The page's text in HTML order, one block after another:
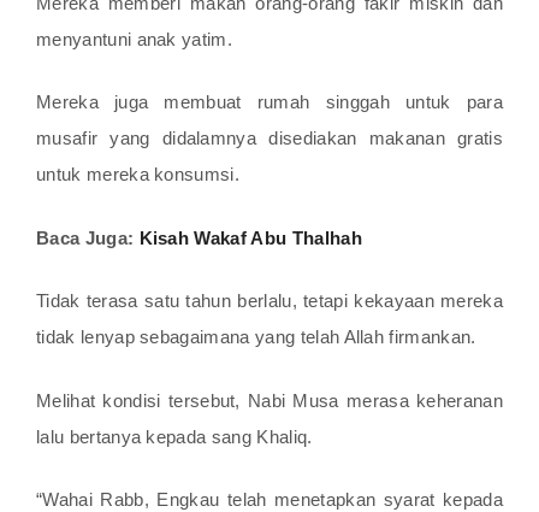
menyantuni anak yatim.
Mereka juga membuat rumah singgah untuk para
musafir yang didalamnya disediakan makanan gratis
untuk mereka konsumsi.
Baca Juga: Kisah Wakaf Abu Thalhah
Tidak terasa satu tahun berlalu, tetapi kekayaan mereka
tidak lenyap sebagaimana yang telah Allah firmankan.
Melihat kondisi tersebut, Nabi Musa merasa keheranan
lalu bertanya kepada sang Khaliq.
“Wahai Rabb, Engkau telah menetapkan syarat kepada